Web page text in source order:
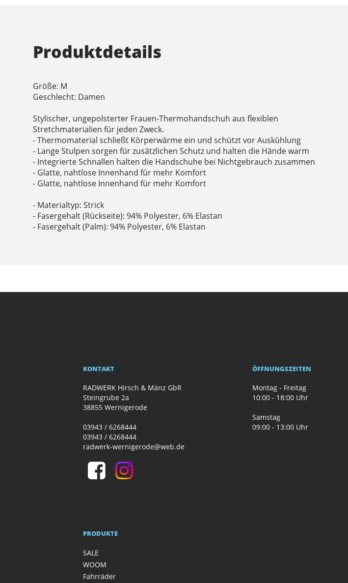
Produktdetails
Größe: M
Geschlecht: Damen
Stylischer, ungepolsterter Frauen-Thermohandschuh aus flexiblen
Stretchmaterialien für jeden Zweck.
- Thermomaterial schließt Körperwärme ein und schützt vor Auskühlung
- Lange Stulpen sorgen für zusätzlichen Schutz und halten die Hände warm
- Integrierte Schnallen halten die Handschuhe bei Nichtgebrauch zusammen
- Glatte, nahtlose Innenhand für mehr Komfort
- Glatte, nahtlose Innenhand für mehr Komfort
- Materialtyp: Strick
- Fasergehalt (Rückseite): 94% Polyester, 6% Elastan
- Fasergehalt (Palm): 94% Polyester, 6% Elastan
KONTAKT
RADWERK Hirsch & Mänz GbR
Steingrube 2a
38855 Wernigerode
03943 / 6268444
03943 / 6268444
radwerk-wernigerode@web.de
ÖFFNUNGSZEITEN
Montag - Freitag
10:00 - 18:00 Uhr
Samstag
09:00 - 13:00 Uhr
PRODUKTE
SALE
WOOM
Fahrräder